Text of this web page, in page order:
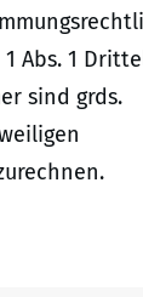
Abs. 1
sind grds.